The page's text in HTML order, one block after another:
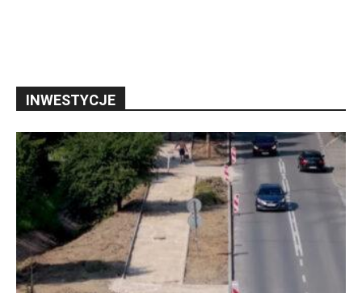
INWESTYCJE